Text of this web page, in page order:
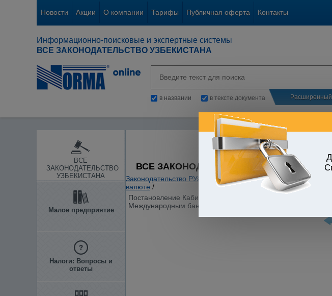
Новости Акции О компании Тарифы Публичная оферта Контакты
Информационно-поисковые и экспертные системы
ВСЕ ЗАКОНОДАТЕЛЬСТВО УЗБЕКИСТАНА
в названии в тексте документа Расширенный
ВСЕ
ЗАКОНОДАТЕЛЬСТВО
УЗБЕКИСТАНА
Малое предприятие
Налоги: Вопросы и
ответы
ВСЕ ЗАКОНОДАТЕЛЬСТВО УЗБЕКИСТАНА
Законодательство РУз Банки. Кредитование. Валютное
валюте /
Постановление Кабинета Министров Республики
Международным банком реконструкции и развития"